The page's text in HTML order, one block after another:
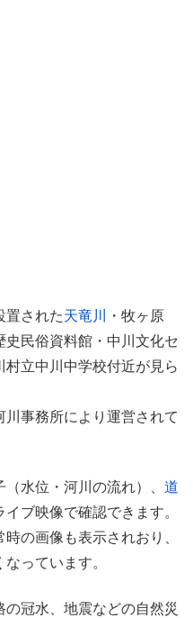
置された天竜川
・牧ヶ原
民俗資料館・中川文化セ
立中川中学校付近が見ら
事務所により運営されて
（水位・河川の流れ）、 道
ブ映像で確認できます。
の画像も表示されおり、
っています。
の冠水、地震などの自然災